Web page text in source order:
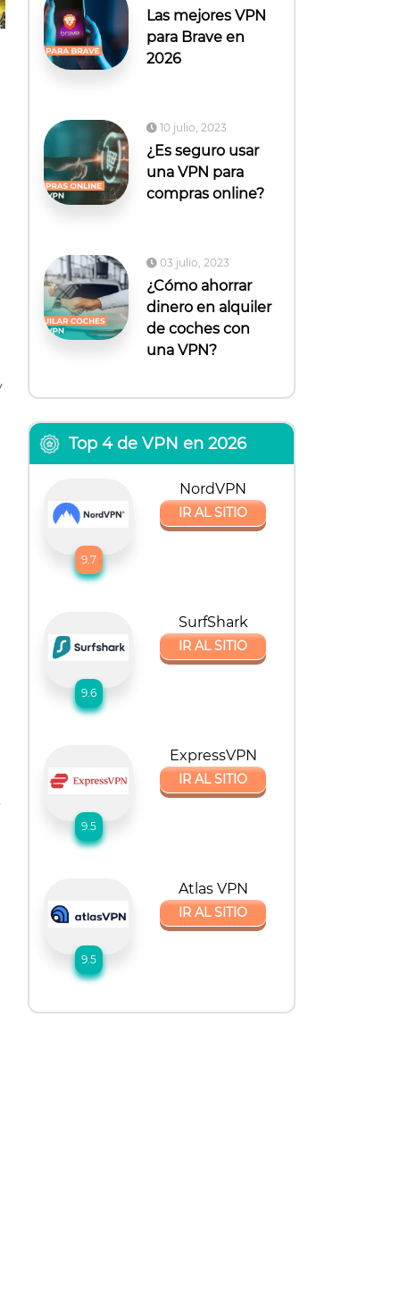
Las mejores VPN
para Brave en
2026
10 julio, 2023
¿Es seguro usar
una VPN para
compras online?
03 julio, 2023
¿Cómo ahorrar
dinero en alquiler
de coches con
una VPN?
Top 4 de VPN en 2026
9.7
NordVPN
IR AL SITIO
9.6
SurfShark
IR AL SITIO
9.5
ExpressVPN
IR AL SITIO
9.5
Atlas VPN
IR AL SITIO